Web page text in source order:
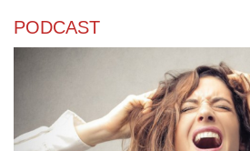
PODCAST